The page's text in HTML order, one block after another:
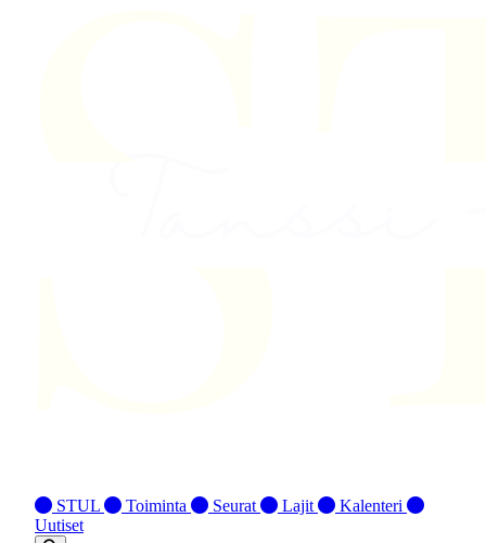
STUL Toiminta Seurat Lajit
Kalenteri
Uutiset